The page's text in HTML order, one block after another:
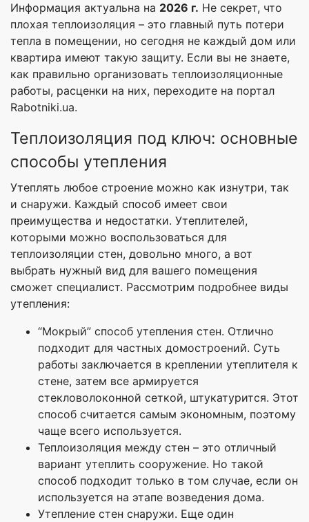
Информация актуальна на 2026 г. Не секрет, что
плохая теплоизоляция – это главный путь потери
тепла в помещении, но сегодня не каждый дом или
квартира имеют такую защиту. Если вы не знаете,
как правильно организовать теплоизоляционные
работы, расценки на них, переходите на портал
Rabotniki.ua.
Теплоизоляция под ключ: основные
способы утепления
Утеплять любое строение можно как изнутри, так
и снаружи. Каждый способ имеет свои
преимущества и недостатки. Утеплителей,
которыми можно воспользоваться для
теплоизоляции стен, довольно много, а вот
выбрать нужный вид для вашего помещения
сможет специалист. Рассмотрим подробнее виды
утепления:
“Мокрый” способ утепления стен. Отлично
подходит для частных домостроений. Суть
работы заключается в креплении утеплителя к
стене, затем все армируется
стекловолоконной сеткой, штукатурится. Этот
способ считается самым экономным, поэтому
чаще всего используется.
Теплоизоляция между стен – это отличный
вариант утеплить сооружение. Но такой
способ подходит только в том случае, если он
используется на этапе возведения дома.
Утепление стен снаружи. Еще один